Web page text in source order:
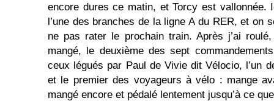
encore dures ce matin, et Torcy est vallonnée.
l’une des branches de la ligne A du RER, et on
ne pas rater le prochain train. Après j’ai roulé,
mangé, le deuxième des sept
ceux légués par Paul de Vivie dit Vélocio, l’un
et le premier des voyageurs à vélo : mange
mangé encore et pédalé lentement jusqu’à ce